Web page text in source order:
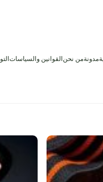
مدونةمن نحنالقوانين والسياسات